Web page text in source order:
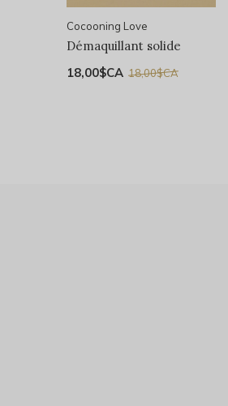
Cocooning Love
Démaquillant solide
18,00$CA 18,00$CA